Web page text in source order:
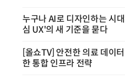
누구나 AI로 디자인하는 시
심 UX'의 새 기준을 묻다
[올쇼TV] 안전한 의료 데이
한 통합 인프라 전략